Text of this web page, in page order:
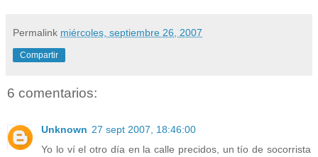
Permalink miércoles, septiembre 26, 2007
Compartir
6 comentarios:
Unknown 27 sept 2007, 18:46:00
Yo lo ví el otro día en la calle precidos, un tío de socorrista